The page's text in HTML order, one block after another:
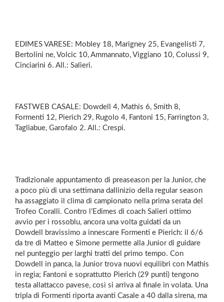
EDIMES VARESE: Mobley 18, Marigney 25, Evangelisti 7,
Bertolini ne, Volcic 10, Ammannato, Viggiano 10, Colussi 9,
Cinciarini 6. All.: Salieri.
FASTWEB CASALE: Dowdell 4, Mathis 6, Smith 8,
Formenti 12, Pierich 29, Rugolo 4, Fantoni 15, Farrington 3,
Tagliabue, Garofalo 2. All.: Crespi.
Tradizionale appuntamento di preaseason per la Junior, che
a poco più di una settimana dallinizio della regular season
ha assaggiato il clima di campionato nella prima serata del
Trofeo Coralli. Contro l’Edimes di coach Salieri ottimo
avvio per i rossoblu, ancora una volta guidati da un
Dowdell bravissimo a innescare Formenti e Pierich: il 6/6
da tre di Matteo e Simone permette alla Junior di guidare
nel punteggio per larghi tratti del primo tempo. Con
Dowdell in panca, la Junior trova nuovi equilibri con Mathis
in regia; Fantoni e soprattutto Pierich (29 punti) tengono
testa allattacco pavese, così si arriva al finale in volata. Una
tripla di Formenti riporta avanti Casale a 40 dalla sirena, ma